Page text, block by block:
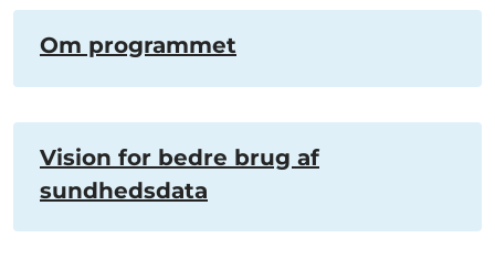
Om programmet
Vision for bedre brug af
sundhedsdata